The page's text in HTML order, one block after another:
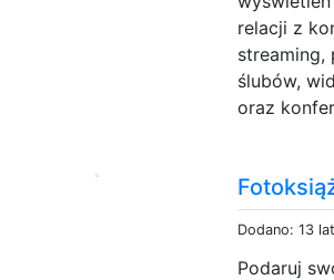
relacji z
streaming,
ślubów,
oraz
Dodano: 13
Podaruj